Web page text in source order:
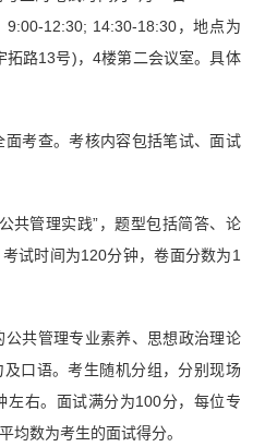
12:30; 14:30-18:30，地点为
拓路13号)，4楼第二会议室。具体
考查。考核内容包括笔试、面试
共管理实践”，题型包括简答、论
试时间为120分钟，卷面分数为1
共管理专业素养、思想政治理论
口语。考生随机分组，分别现场
左右。面试满分为100分，每位专
均数为考生的面试得分。